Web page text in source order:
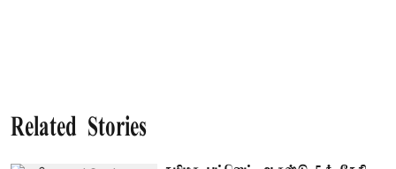
Related Stories